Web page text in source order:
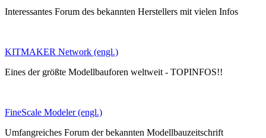
Interessantes Forum des bekannten Herstellers mit vielen Infos
KITMAKER Network (engl.)
Eines der größte Modellbauforen weltweit - TOPINFOS!!
FineScale Modeler (engl.)
Umfangreiches Forum der bekannten Modellbauzeitschrift